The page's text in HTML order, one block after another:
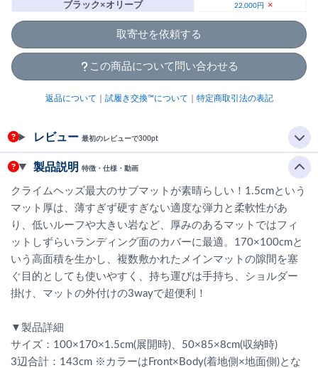
ブラック×オリーブ
22,000円 ×
取寄せを依頼する
この商品について問い合わせる
返品について 試履き交換™について 特定商取引法の表記
レビュー 最初のレビューで300pt
製品説明 特徴・仕様・動画
クライムヘッズ最大のサブマットが素晴らしい！1.5cmという
マット厚は、薄すぎず硬すぎない適度な弾力と柔軟性があ
り、低いルーフや大きい岩など、厚みのあるマットではフィ
ットしずらいランディング面のカバーに最適。170×100cmと
いう高面積を生かし、複数敷かれたメインマットの隙間を塞
ぐ目的としても使いやすく、持ち運びは手持ち、ショルダー
掛け、マットの外付けの3wayで超便利！
▼製品詳細
サイズ：100×170×1.5cm(展開時)、50×85×8cm(収納時)
3辺合計：143cm ※カラーはFront×Body(着地側×地面側)とな